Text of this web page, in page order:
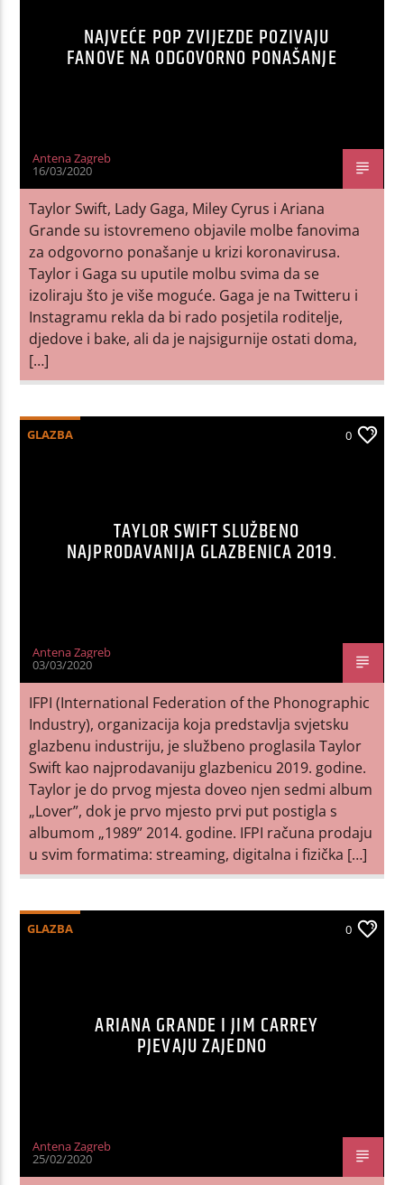
NAJVEĆE POP ZVIJEZDE POZIVAJU
FANOVE NA ODGOVORNO PONAŠANJE
Antena Zagreb
16/03/2020
Taylor Swift, Lady Gaga, Miley Cyrus i Ariana
Grande su istovremeno objavile molbe fanovima
za odgovorno ponašanje u krizi koronavirusa.
Taylor i Gaga su uputile molbu svima da se
izoliraju što je više moguće. Gaga je na Twitteru i
Instagramu rekla da bi rado posjetila roditelje,
djedove i bake, ali da je najsigurnije ostati doma,
[…]
GLAZBA 0
TAYLOR SWIFT SLUŽBENO
NAJPRODAVANIJA GLAZBENICA 2019.
Antena Zagreb
03/03/2020
IFPI (International Federation of the Phonographic
Industry), organizacija koja predstavlja svjetsku
glazbenu industriju, je službeno proglasila Taylor
Swift kao najprodavaniju glazbenicu 2019. godine.
Taylor je do prvog mjesta doveo njen sedmi album
„Lover”, dok je prvo mjesto prvi put postigla s
albumom „1989” 2014. godine. IFPI računa prodaju
u svim formatima: streaming, digitalna i fizička […]
GLAZBA 0
ARIANA GRANDE I JIM CARREY
PJEVAJU ZAJEDNO
Antena Zagreb
25/02/2020